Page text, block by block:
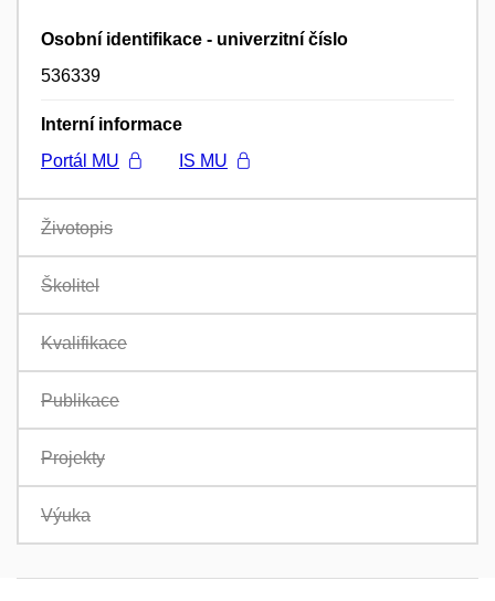
Osobní identifikace - univerzitní číslo
536339
Interní informace
Portál MU
IS MU
Životopis
Školitel
Kvalifikace
Publikace
Projekty
Výuka